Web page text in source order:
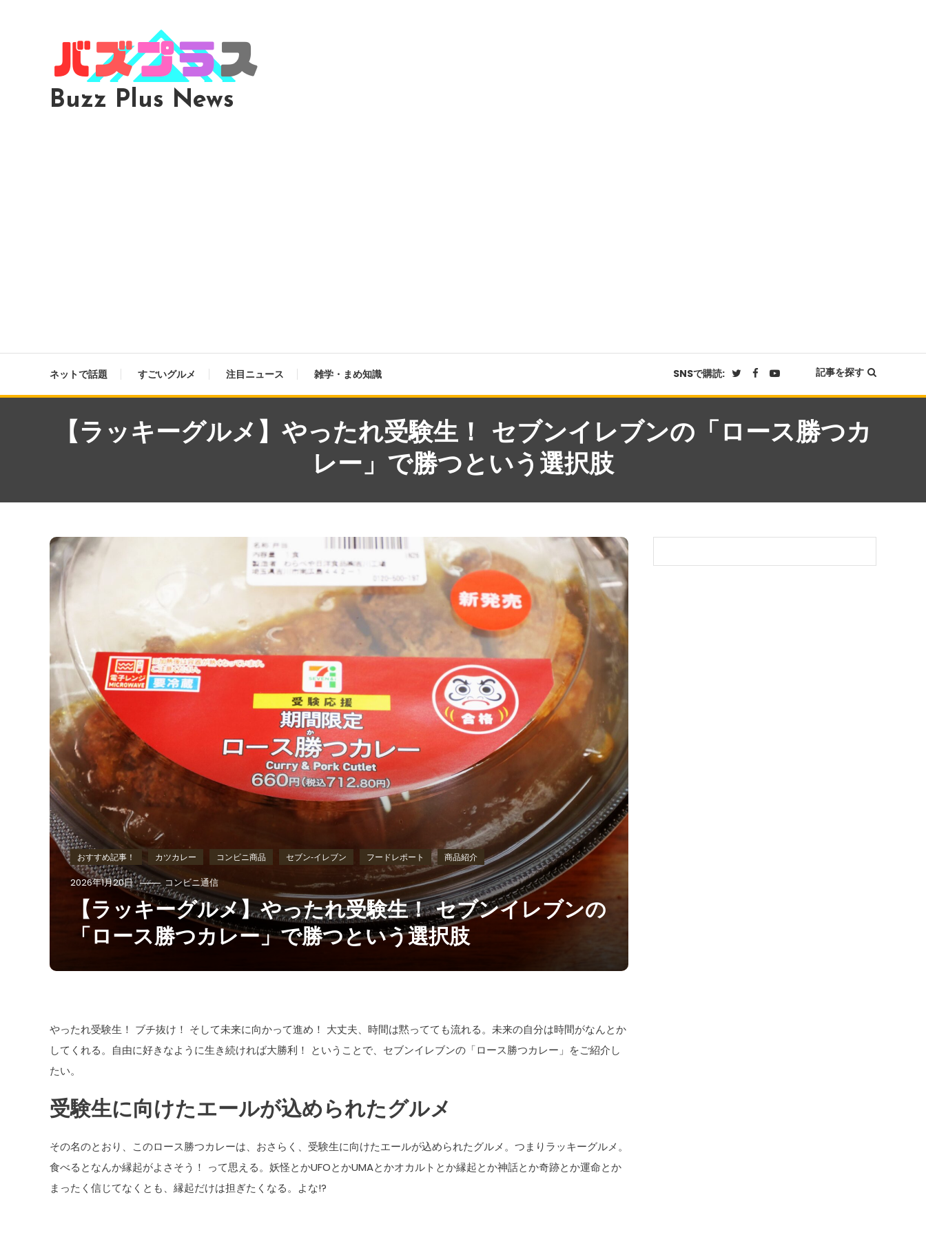
Buzz Plus News
ネットで話題 すごいグルメ 注目ニュース 雑学・まめ知識 SNSで購読: 記事を探す
【ラッキーグルメ】やったれ受験生！ セブンイレブンの「ロース勝つカ
レー」で勝つという選択肢
おすすめ記事！ カツカレー コンビニ商品 セブン‐イレブン フードレポート 商品紹介
2026年1月20日 コンビニ通信
【ラッキーグルメ】やったれ受験生！ セブンイレブンの
「ロース勝つカレー」で勝つという選択肢
やったれ受験生！ ブチ抜け！ そして未来に向かって進め！ 大丈夫、時間は黙ってても流れる。未来の自分は時間がなんとか
してくれる。自由に好きなように生き続ければ大勝利！ ということで、セブンイレブンの「ロース勝つカレー」をご紹介し
たい。
受験生に向けたエールが込められたグルメ
その名のとおり、このロース勝つカレーは、おさらく、受験生に向けたエールが込められたグルメ。つまりラッキーグルメ。
食べるとなんか縁起がよさそう！ って思える。妖怪とかUFOとかUMAとかオカルトとか縁起とか神話とか奇跡とか運命とか
まったく信じてなくとも、縁起だけは担ぎたくなる。よな!?